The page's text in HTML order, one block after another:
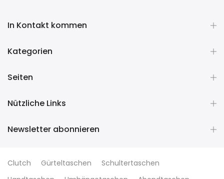
In Kontakt kommen
Kategorien
Seiten
Nützliche Links
Newsletter abonnieren
Clutch Gürteltaschen
Schultertaschen